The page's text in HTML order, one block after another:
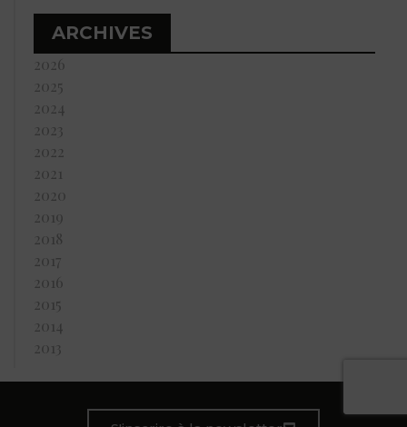
ARCHIVES
2026
2025
2024
2023
2022
2021
2020
2019
2018
2017
2016
2015
2014
2013